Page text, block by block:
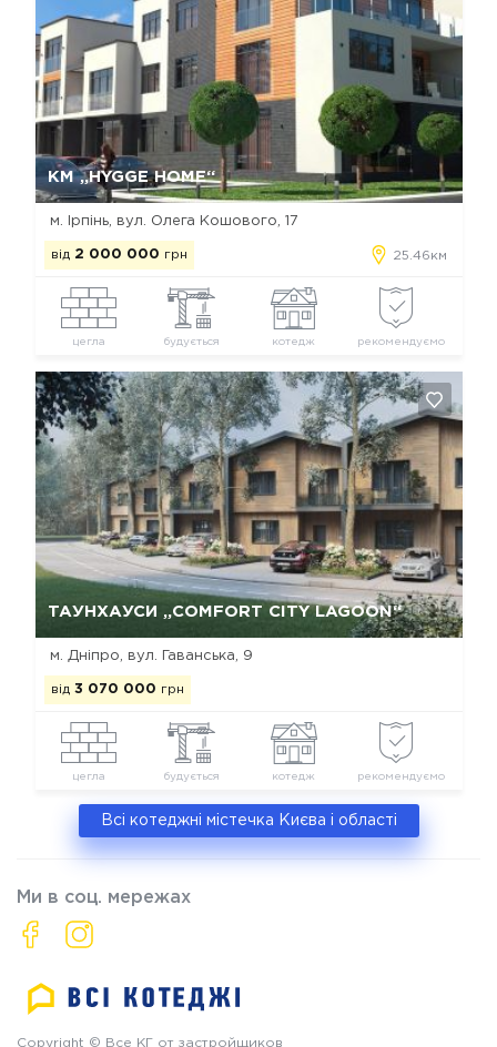
КМ „HYGGE HOME“
м. Ірпінь, вул. Олега Кошового, 17
від 2 000 000 грн 25.46км
цегла будується котедж рекомендуємо
Так, видалити Відміна
ТАУНХАУСИ „COMFORT CITY LAGOON“
м. Дніпро, вул. Гаванська, 9
від 3 070 000 грн
цегла будується котедж рекомендуємо
Так, видалити
Всі котеджні містечка Києва і області
Ми в соц. мережах
Copyright © Все КГ от застройщиков